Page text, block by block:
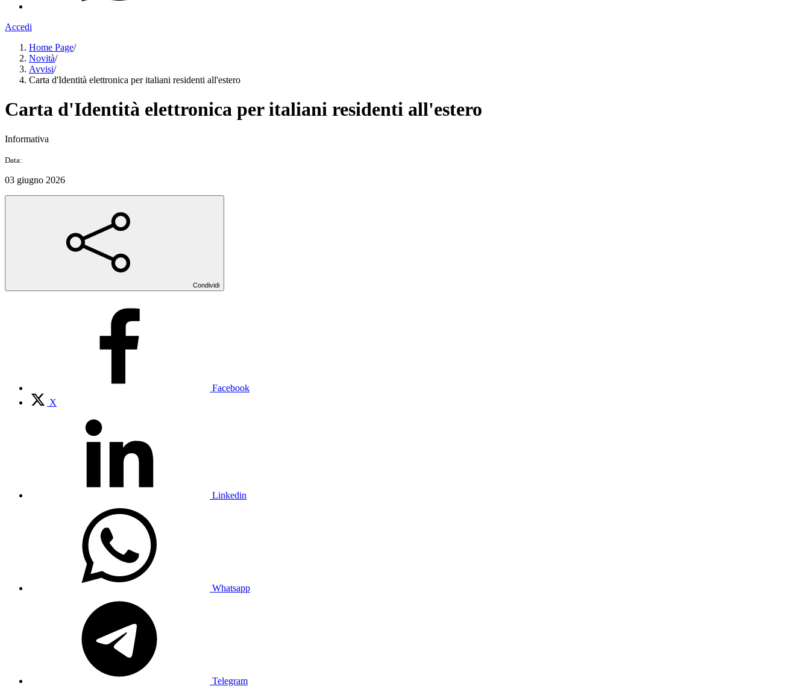
Accedi
Home Page/
Novità/
Avvisi/
Carta d'Identità elettronica per italiani residenti all'estero
Carta d'Identità elettronica per italiani residenti all'estero
Informativa
Data:
03 giugno 2026
Condividi
Facebook
X
Linkedin
Whatsapp
Telegram